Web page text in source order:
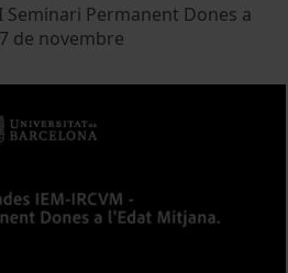
Seminari Permanent Dones a
de novembre